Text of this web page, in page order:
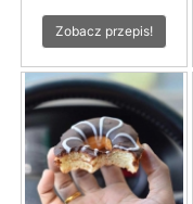
Zobacz przepis!